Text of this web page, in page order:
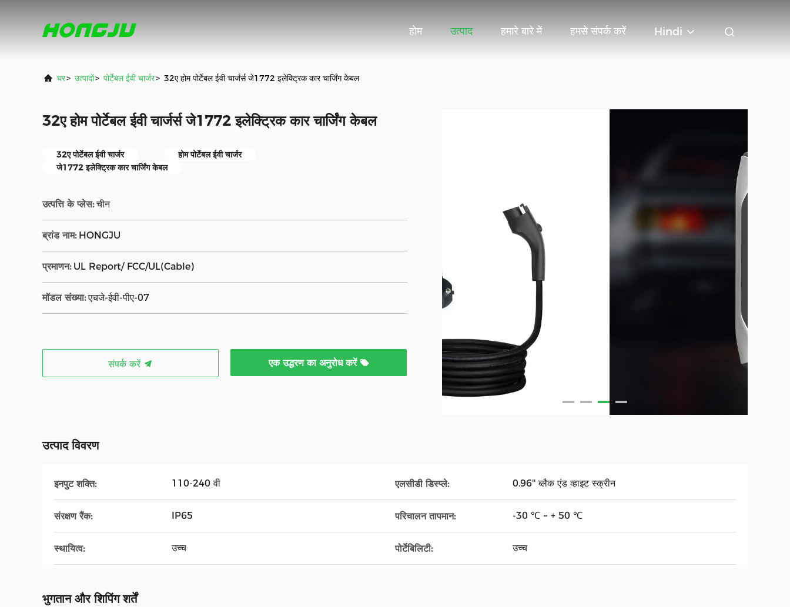
होम उत्पाद हमारे बारे में हमसे संपर्क करें Hindi
घर> उत्पादों> पोर्टेबल ईवी चार्जर> 32ए होम पोर्टेबल ईवी चार्जर्स जे1772 इलेक्ट्रिक कार चार्जिंग केबल
32ए होम पोर्टेबल ईवी चार्जर्स जे1772 इलेक्ट्रिक कार चार्जिंग केबल
32ए पोर्टेबल ईवी चार्जर
होम पोर्टेबल ईवी चार्जर
जे1772 इलेक्ट्रिक कार चार्जिंग केबल
उत्पत्ति के प्लेस: चीन
ब्रांड नाम: HONGJU
प्रमाणन: UL Report/ FCC/UL(Cable)
मॉडल संख्या: एचजे-ईवी-पीए-07
संपर्क करें एक उद्धरण का अनुरोध करें
उत्पाद विवरण
इनपुट शक्ति: 110-240 वी एलसीडी डिस्प्ले: 0.96'' ब्लैक एंड व्हाइट स्क्रीन
संरक्षण रैंक: IP65 परिचालन तापमान: -30 ℃ ~ + 50 ℃
स्थायित्व: उच्च पोर्टेबिलिटी: उच्च
भुगतान और शिपिंग शर्तें